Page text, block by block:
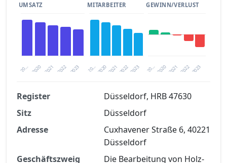
UMSATZ
20… 2021 2023
2020 2022
MITARBEITER
20… 2021 2023
2020 2022
GEWINN/VERLUST
20… 2021 2023
2020 2022
Finanzkennzahlen nach kostenloser
Registrierung verfügbar
Jetzt kostenlos registrieren
Register
Düsseldorf, HRB 47630
Sitz
Düsseldorf
Adresse
Cuxhavener Straße 6, 40221
Düsseldorf
Geschäftszweig
Die Bearbeitung von Holz-